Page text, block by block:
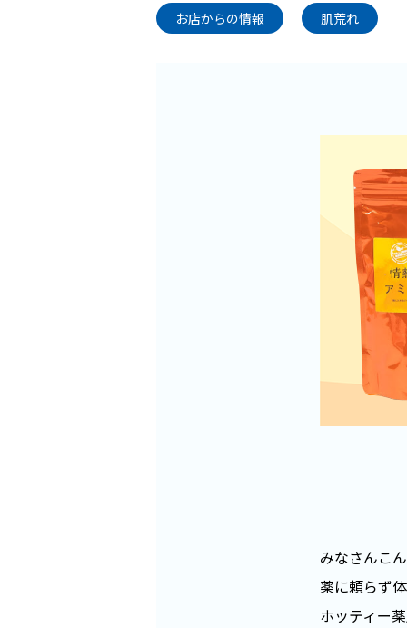
お店からの情報
肌荒れ
みなさんこ
薬に頼らず
ホッティー